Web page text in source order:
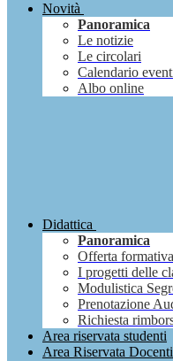
Novità
Panoramica
Le notizie
Le circolari
Calendario
Albo online
Didattica
Panoramica
Offerta formativa
I progetti delle
Modulistica
Prenotazione
Richiesta
Area riservata studenti
Area Riservata Docenti